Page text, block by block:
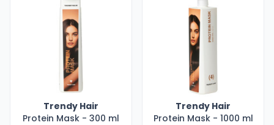
Trendy Hair
Protein Mask - 300 ml
Trendy Hair
Protein Mask - 1000 ml